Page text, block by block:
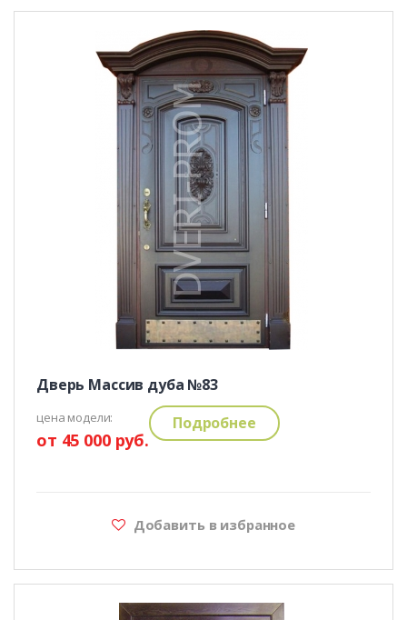
Дверь Массив дуба №83
цена модели:
от 45 000 руб.
Подробнее
Добавить в избранное